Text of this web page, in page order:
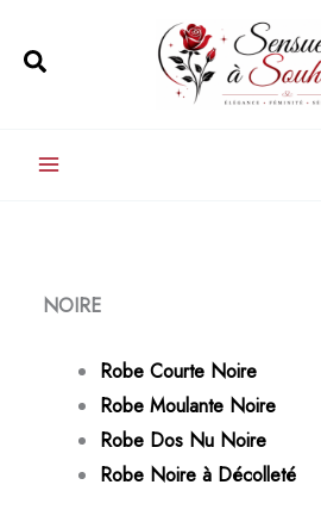
Rechercher
NOIRE
Robe Courte Noire
Robe Moulante Noire
Robe Dos Nu Noire
Robe Noire à Décolleté